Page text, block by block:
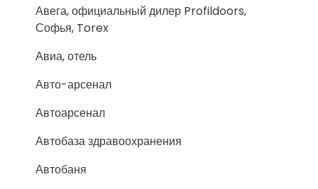
Авега, официальный дилер Profildoors,
Софья, Torex
Авиа, отель
Авто-арсенал
Автоарсенал
Автобаза здравоохранения
Автобаня